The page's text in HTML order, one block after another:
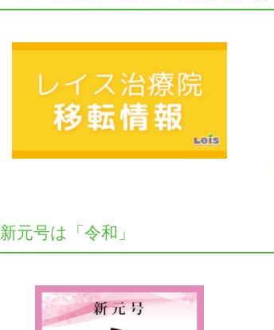
新元号は「令和」